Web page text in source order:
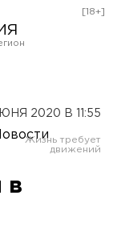
[18+]
2020 В 11:55
в